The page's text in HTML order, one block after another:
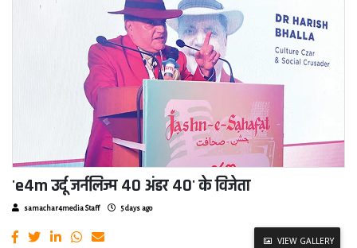
'e4m उर्दू जर्नलिज्म 40 अंडर 40' के विजेता
samachar4media Staff 5 days ago
VIEW GALLERY